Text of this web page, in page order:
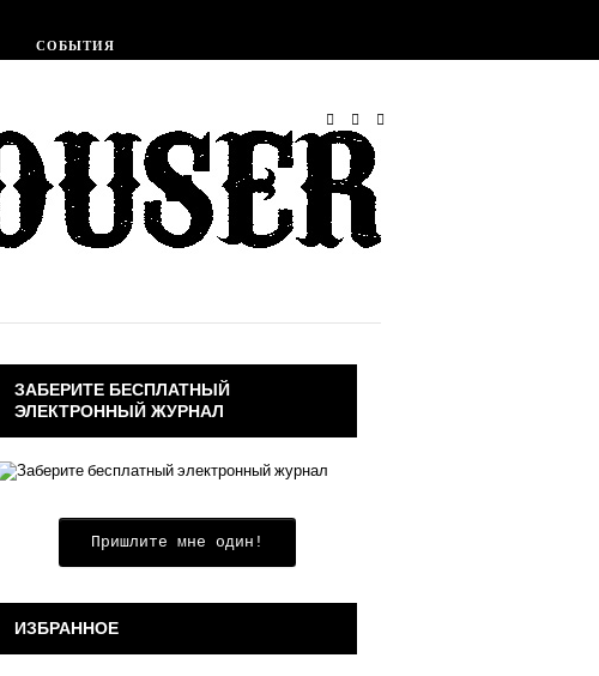
СОБЫТИЯ
ЗАБЕРИТЕ БЕСПЛАТНЫЙ
ЭЛЕКТРОННЫЙ ЖУРНАЛ
Пришлите мне один!
ИЗБРАННОЕ